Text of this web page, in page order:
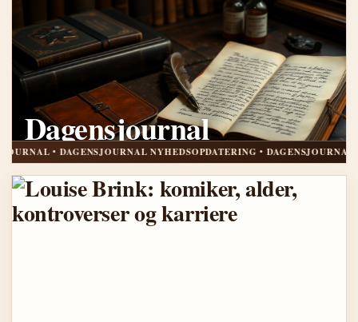
Dagensjournal
DAGENSJOURNAL NYHEDSOPDATERING
NYHEDSOPDATERING • DAGENSJOURNAL •